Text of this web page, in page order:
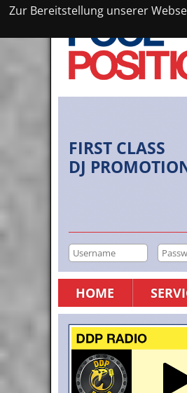
Zur Bereitstellung unserer
FIRST CLASS
DJ
HOME